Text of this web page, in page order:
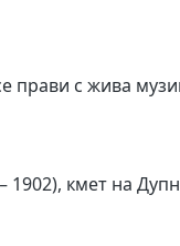
прави с жива
1902), кмет на